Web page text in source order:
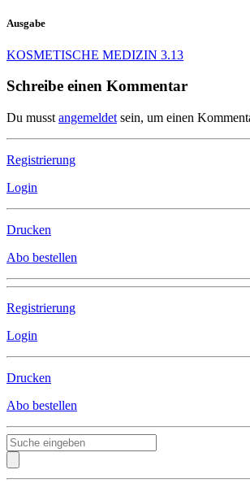
Ausgabe
KOSMETISCHE MEDIZIN 3.13
Schreibe einen Kommentar
Du musst angemeldet sein, um einen
Registrierung
Login
Drucken
Abo bestellen
Registrierung
Login
Drucken
Abo bestellen